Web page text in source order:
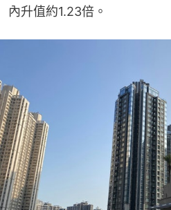
內升值約1.23倍。